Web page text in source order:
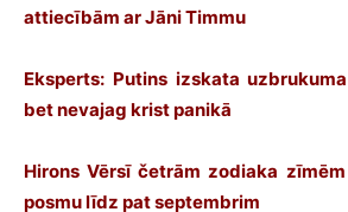
attiecībām ar Jāni Timmu
Eksperts: Putins izskata
bet nevajag krist panikā
Hirons Vērsī četrām zodiaka
posmu līdz pat septembrim